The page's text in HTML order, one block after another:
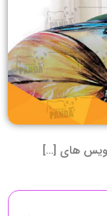
های […]